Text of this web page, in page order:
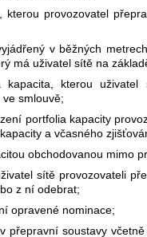
kterou provozovatel
v běžných
má uživatel sítě na
kapacita, kterou
smlouvě;
portfolia kapacity
a včasného
obchodovanou mimo
sítě provozovateli
z ní odebrat;
opravené nominace;
přepravní soustavy